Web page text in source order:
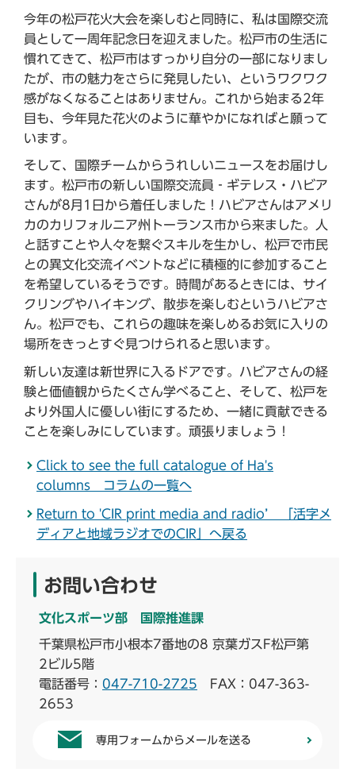
今年の松戸花火大会を楽しむと同時に、私は国際交流
員として一周年記念日を迎えました。松戸市の生活に
慣れてきて、松戸市はすっかり自分の一部になりまし
たが、市の魅力をさらに発見したい、というワクワク
感がなくなることはありません。これから始まる2年
目も、今年見た花火のように華やかになればと願って
います。
そして、国際チームからうれしいニュースをお届けし
ます。松戸市の新しい国際交流員‐ギテレス・ハビア
さんが8月1日から着任しました！ハビアさんはアメリ
カのカリフォルニア州トーランス市から来ました。人
と話すことや人々を繋ぐスキルを生かし、松戸で市民
との異文化交流イベントなどに積極的に参加すること
を希望しているそうです。時間があるときには、サイ
クリングやハイキング、散歩を楽しむというハビアさ
ん。松戸でも、これらの趣味を楽しめるお気に入りの
場所をきっとすぐ見つけられると思います。
新しい友達は新世界に入るドアです。ハビアさんの経
験と価値観からたくさん学べること、そして、松戸を
より外国人に優しい街にするため、一緒に貢献できる
ことを楽しみにしています。頑張りましょう！
Click to see the full catalogue of Ha's
columns コラムの一覧へ
Return to 'CIR print media and radio’ 「活字メ
ディアと地域ラジオでのCIR」へ戻る
お問い合わせ
文化スポーツ部 国際推進課
千葉県松戸市小根本7番地の8 京葉ガスF松戸第
2ビル5階
電話番号： 047-710-2725 FAX：047-363-
2653
専用フォームからメールを送る